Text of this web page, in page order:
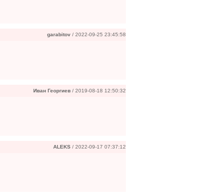
garabitov / 2022-09-25 23:45:58
Иван Георгиев / 2019-08-18 12:50:32
ALEKS / 2022-09-17 07:37:12